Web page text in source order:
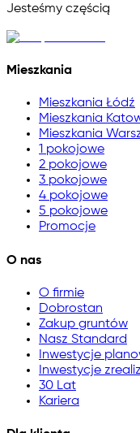
Jesteśmy częścią
Mieszkania
Mieszkania Łódź
Mieszkania
Mieszkania
1 pokojowe
2 pokojowe
3 pokojowe
4 pokojowe
5 pokojowe
Promocje
O nas
O firmie
Dobrostan
Zakup gruntów
Nasz Standard
Inwestycje
Inwestycje
30 Lat
Kariera